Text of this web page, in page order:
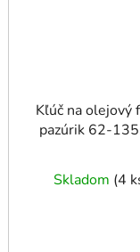
Kľúč na olejový
pazúrik 62-
Skladom (4